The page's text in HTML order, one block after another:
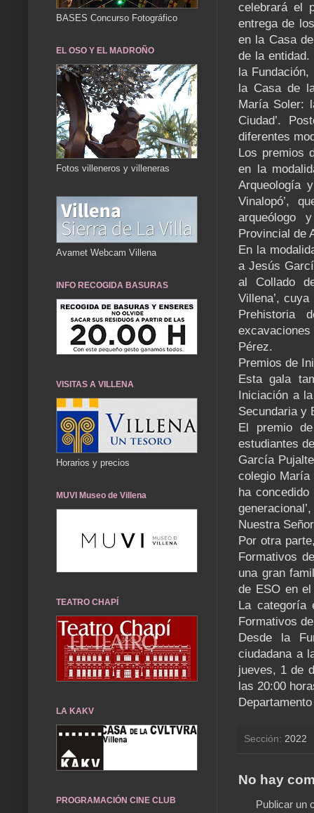
celebrará el
entrega de
en la Casa
de la
la
la Casa de
María Soler:
Ciudad’.
diferentes
Los premios
en la
Arqueología
Vinalopó’,
arqueólogo
Provincial de
En la
a Jesús
al Collado
Villena’,
Prehistoria
Pérez.
Premios de
Esta gala
Iniciación a
Secundaria y
El premio
estudiantes
García
colegio María
ha
Nuestra
Por otra
Formativos
una gran
de ESO en
La categoría
Formativos
Desde la
ciudadana a
jueves, 1 de
las 20:00
Sección: 2022
No hay
Publicar un
BASES Concurso Fotográfico
EL OSO Y EL MADROÑO
Fotos villeneros y villeneras
Avamet Webcam Villena
INFO RECOGIDA BASURAS
VISITAS A VILLENA
Horarios y precios
MUVI Museo de Villena
TEATRO CHAPÍ
LA KAKV
PROGRAMACIÓN CINE CLUB